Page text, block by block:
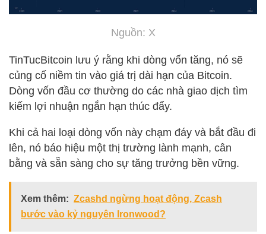
Nguồn: X
TinTucBitcoin lưu ý rằng khi dòng vốn tăng, nó sẽ
củng cố niềm tin vào giá trị dài hạn của Bitcoin.
Dòng vốn đầu cơ thường do các nhà giao dịch tìm
kiếm lợi nhuận ngắn hạn thúc đẩy.
Khi cả hai loại dòng vốn này chạm đáy và bắt đầu đi
lên, nó báo hiệu một thị trường lành mạnh, cân
bằng và sẵn sàng cho sự tăng trưởng bền vững.
Xem thêm: Zcashd ngừng hoạt động, Zcash
bước vào kỷ nguyên Ironwood?